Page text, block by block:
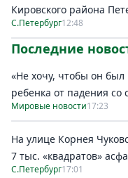
Кировского района
С.Петербург12:48
Последние
«Не хочу, чтобы он был
ребенка от падения со
Мировые новости17:23
На улице Корнея
7 тыс. «квадратов»
С.Петербург17:01